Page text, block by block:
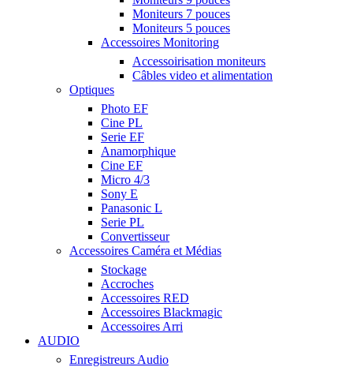
Moniteurs 7 pouces
Moniteurs 5 pouces
Accessoires Monitoring
Accessoirisation moniteurs
Câbles video et alimentation
Optiques
Photo EF
Cine PL
Serie EF
Anamorphique
Cine EF
Micro 4/3
Sony E
Panasonic L
Serie PL
Convertisseur
Accessoires Caméra et Médias
Stockage
Accroches
Accessoires RED
Accessoires Blackmagic
Accessoires Arri
AUDIO
Enregistreurs Audio